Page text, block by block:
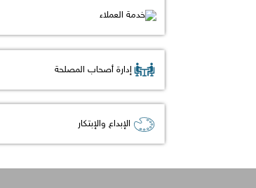
خدمة العملاء
إدارة أصحاب المصلحة
الإبداع والإبتكار